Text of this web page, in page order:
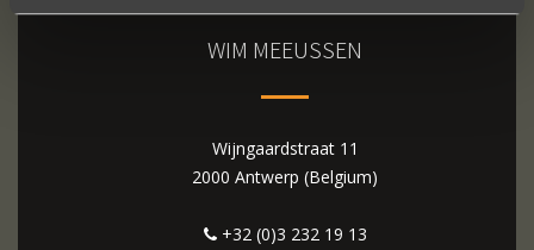
WIM MEEUSSEN
Wijngaardstraat 11
2000 Antwerp (Belgium)
+32 (0)3 232 19 13